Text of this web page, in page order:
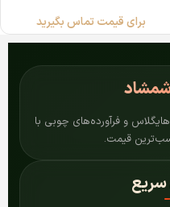
برای قیمت تماس بگیرید
و فرآورده‌های چوبی با
قیمت.